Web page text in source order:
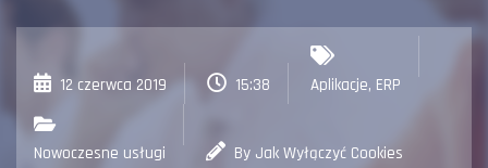
12 czerwca 2019 15:38 Aplikacje, ERP
Nowoczesne usługi By Jak Wyłączyć Cookies